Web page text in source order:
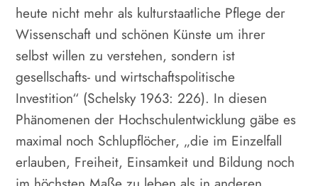
heute nicht mehr als kulturstaatliche Pflege der
Wissenschaft und schönen Künste um ihrer
selbst willen zu verstehen, sondern ist
gesellschafts- und wirtschaftspolitische
Investition“ (Schelsky 1963: 226). In diesen
Phänomenen der Hochschulentwicklung gäbe es
maximal noch Schlupflöcher, „die im Einzelfall
erlauben, Freiheit, Einsamkeit und Bildung noch